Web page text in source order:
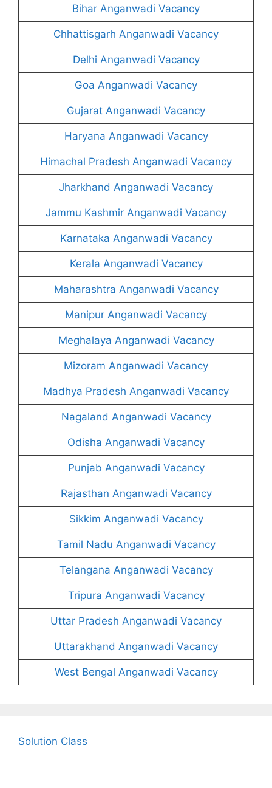
Bihar Anganwadi Vacancy
Chhattisgarh Anganwadi Vacancy
Delhi Anganwadi Vacancy
Goa Anganwadi Vacancy
Gujarat Anganwadi Vacancy
Haryana Anganwadi Vacancy
Himachal Pradesh Anganwadi Vacancy
Jharkhand Anganwadi Vacancy
Jammu Kashmir Anganwadi Vacancy
Karnataka Anganwadi Vacancy
Kerala Anganwadi Vacancy
Maharashtra Anganwadi Vacancy
Manipur Anganwadi Vacancy
Meghalaya Anganwadi Vacancy
Mizoram Anganwadi Vacancy
Madhya Pradesh Anganwadi Vacancy
Nagaland Anganwadi Vacancy
Odisha Anganwadi Vacancy
Punjab Anganwadi Vacancy
Rajasthan Anganwadi Vacancy
Sikkim Anganwadi Vacancy
Tamil Nadu Anganwadi Vacancy
Telangana Anganwadi Vacancy
Tripura Anganwadi Vacancy
Uttar Pradesh Anganwadi Vacancy
Uttarakhand Anganwadi Vacancy
West Bengal Anganwadi Vacancy
Solution Class